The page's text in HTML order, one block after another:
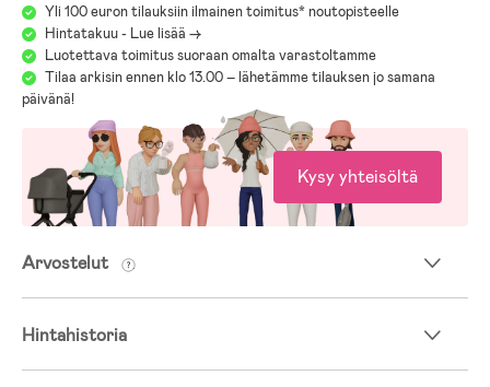
Yli 100 euron tilauksiin ilmainen toimitus* noutopisteelle
Hintatakuu - Lue lisää ->
Luotettava toimitus suoraan omalta varastoltamme
Tilaa arkisin ennen klo 13.00 – lähetämme tilauksen jo samana
päivänä!
Kysy yhteisöltä
Arvostelut
Hintahistoria